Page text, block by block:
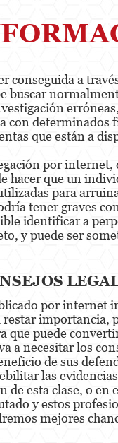
conseguida a
buscar
determinados
que están a
por
hacer que un
para
tener graves
identificar a
y puede ser
por
que puede
a necesitar los
de sus
las
de esta clase, o
y estos
mejores